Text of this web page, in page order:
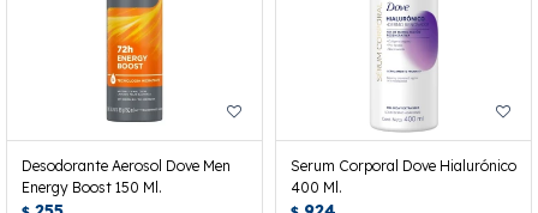
Desodorante Aerosol Dove Men
Energy Boost 150 Ml.
Serum Corporal Dove Hialurónico
400 Ml.